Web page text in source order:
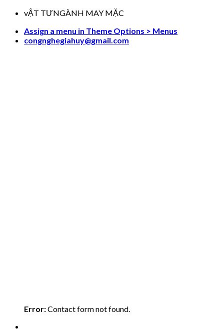
Skip
content
vẬT TƯNGÀNH MAY MẶC
Assign a menu in Theme Options > Menus
congnghegiahuy@gmail.com
Error:Contact form not found.